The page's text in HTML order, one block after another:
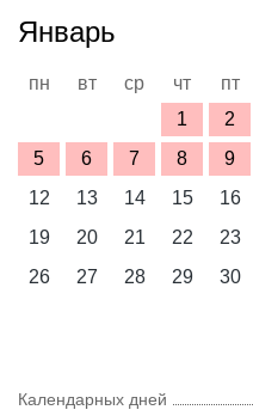
Январь
пн вт ср чт пт
1
2
5
6 7 8 9
12
13 14 15 16
19
20 21 22 23
26
27 28 29 30
Календарных дней